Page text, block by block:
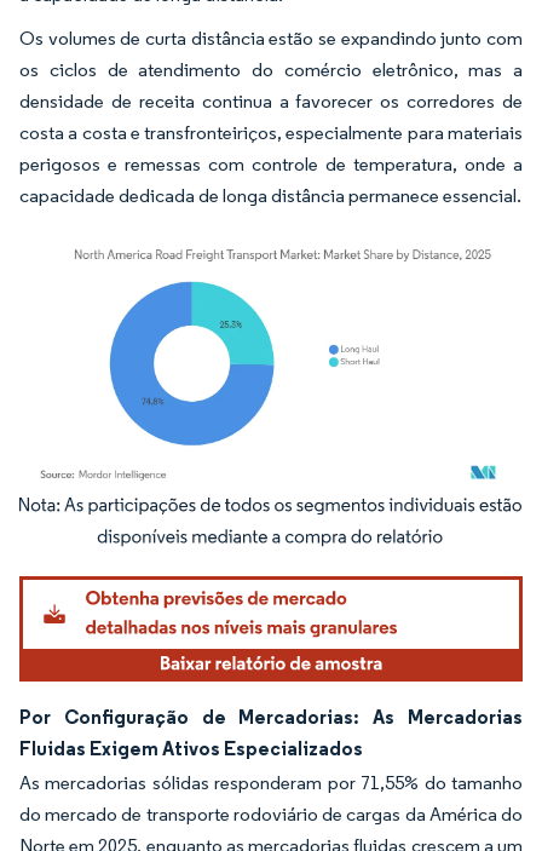
Os volumes de curta distância estão se expandindo junto com
os ciclos de atendimento do comércio eletrônico, mas a
densidade de receita continua a favorecer os corredores de
costa a costa e transfronteiriços, especialmente para materiais
perigosos e remessas com controle de temperatura, onde a
capacidade dedicada de longa distância permanece essencial.
Imagem © Mordor Intelligence. O reuso requer atribuição conforme CC BY 4.0.
Por Configuração de Mercadorias: As Mercadorias
Fluidas Exigem Ativos Especializados
As mercadorias sólidas responderam por 71,55% do tamanho
do mercado de transporte rodoviário de cargas da América do
Norte em 2025, enquanto as mercadorias fluidas crescem a um